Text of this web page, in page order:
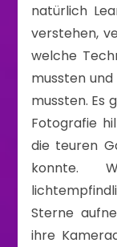
natürlich
verstehen,
welche
mussten
mussten. Es
Fotografie
die teuren
konnte.
Sterne
ihre